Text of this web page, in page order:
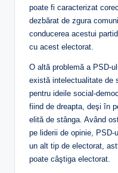
poate fi caracterizat
dezbărat de zgura
conducerea acestui
cu acest electorat.
O altă problemă a PSD-
există intelectualitate de
pentru ideile social-
fiind de dreapta, deşi în
elită de stânga. Având
pe liderii de opinie,
un alt tip de electorat,
poate câştiga electorat.